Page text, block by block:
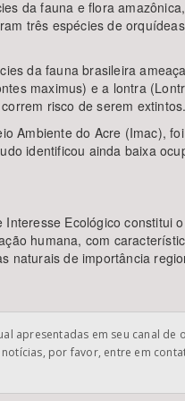
da fauna e flora
três espécies de
da fauna brasileira
maximus) e a lontra
risco de serem
Ambiente do Acre (Imac),
identificou ainda baixa
Ecológico constitui
humana, com
de importância
apresentadas em seu canal
por favor, entre em